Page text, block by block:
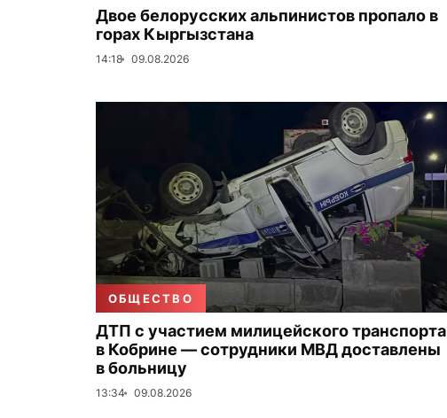
Двое белорусских альпинистов пропало в
горах Кыргызстана
14:18 09.08.2026
ОБЩЕСТВО
ДТП с участием милицейского транспорта
в Кобрине — сотрудники МВД доставлены
в больницу
13:34 09.08.2026